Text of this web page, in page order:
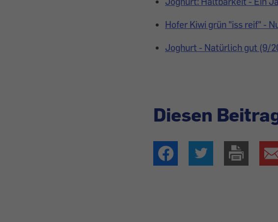
Hofer Kiwi grün "iss reif" -
Joghurt - Natürlich gut (9/
Diesen